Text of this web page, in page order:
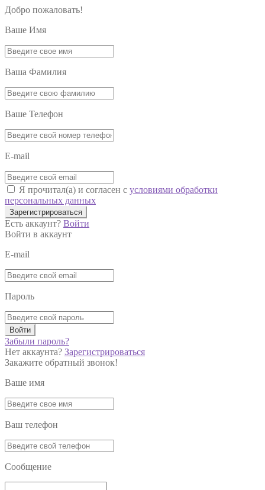
Добро пожаловать!
Ваше Имя
Ваша Фамилия
Ваше Телефон
E-mail
Я прочитал(а) и согласен с условиями обработки
персональных данных
Зарегистрироваться
Есть аккаунт? Войти
Войти в аккаунт
E-mail
Пароль
Войти
Забыли пароль?
Нет аккаунта? Зарегистрироваться
Закажите обратный звонок!
Ваше имя
Ваш телефон
Сообщение